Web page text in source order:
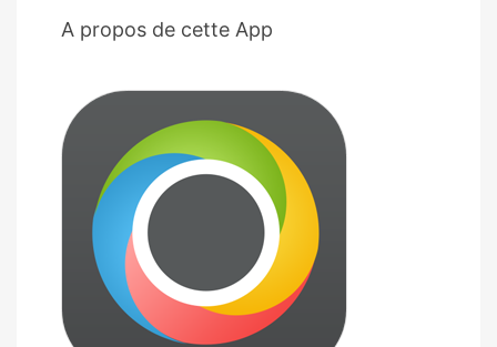
A propos de cette App